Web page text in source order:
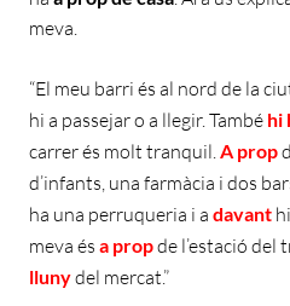
meva.
“El meu barri és al nord de la
hi a passejar o a llegir. També hi
carrer és molt tranquil.A prop
d’infants, una farmàcia i dos
ha una perruqueria i a davant
meva és a propde l’estació del
llunydel mercat.”